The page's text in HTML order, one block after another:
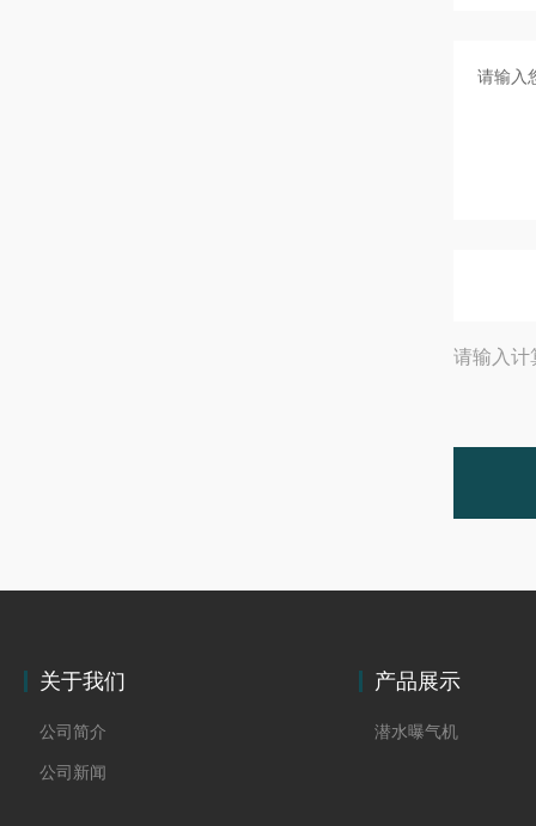
请输入计
关于我们
公司简介
公司新闻
产品展示
潜水曝气机